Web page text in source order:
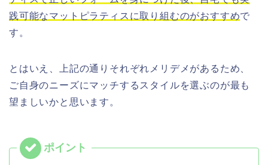
践可能なマットピラティスに取り組むのがおすすめで
す。
とはいえ、上記の通りそれぞれメリデメがあるため、
ご自身のニーズにマッチするスタイルを選ぶのが最も
望ましいかと思います。